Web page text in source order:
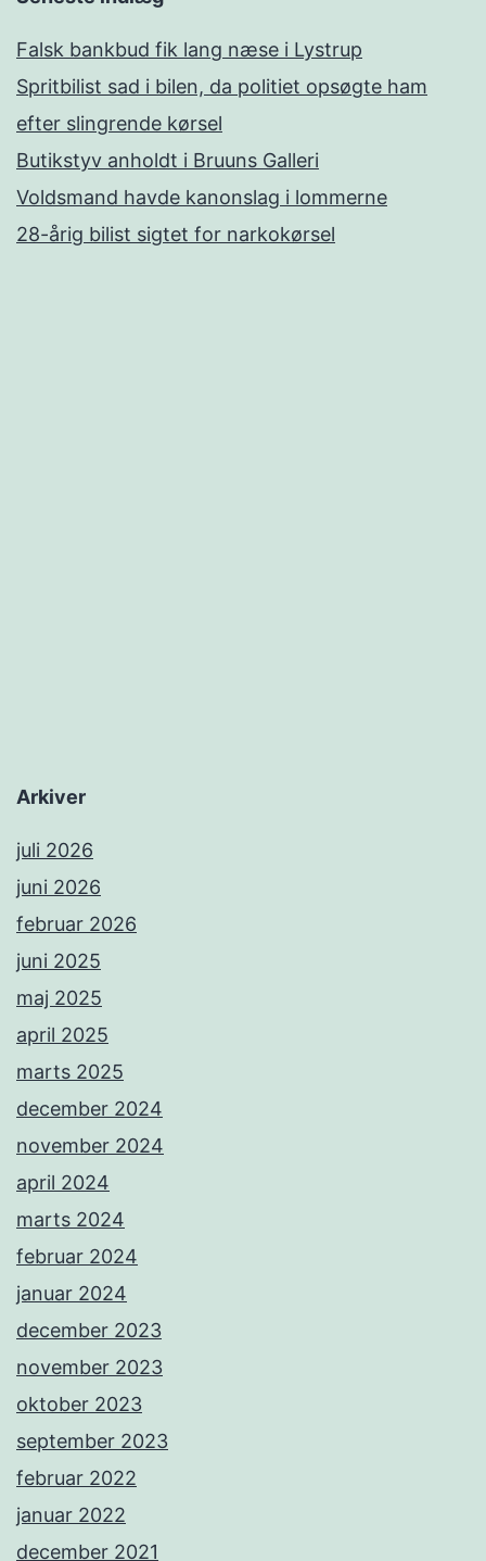
Falsk bankbud fik lang næse i Lystrup
Spritbilist sad i bilen, da politiet opsøgte ham
efter slingrende kørsel
Butikstyv anholdt i Bruuns Galleri
Voldsmand havde kanonslag i lommerne
28-årig bilist sigtet for narkokørsel
Arkiver
juli 2026
juni 2026
februar 2026
juni 2025
maj 2025
april 2025
marts 2025
december 2024
november 2024
april 2024
marts 2024
februar 2024
januar 2024
december 2023
november 2023
oktober 2023
september 2023
februar 2022
januar 2022
december 2021